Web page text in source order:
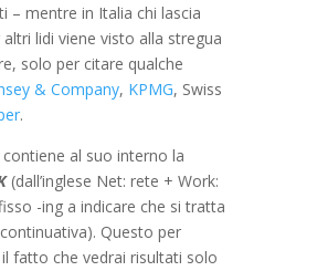
– mentre in Italia chi lascia
altri lidi viene visto alla stregua
solo per citare qualche
& Company, KPMG, Swiss
.
contiene al suo interno la
(dall’inglese Net: rete + Work:
-ing a indicare che si tratta
continuativa). Questo per
fatto che vedrai risultati solo